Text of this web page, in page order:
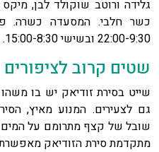
כשר חלבי. המסעדה כשרה.
22:00-9:30 ובשישי 15:00-8:30. טל. 04-6759687
שטים קרוב לציפורים
שייט בסירת זודיאק יש בו
גם לצעירים. המנוע מאיץ,
שובל של קצף מתרומם על
מתקדמת סירת הזודיאק מאפשרת